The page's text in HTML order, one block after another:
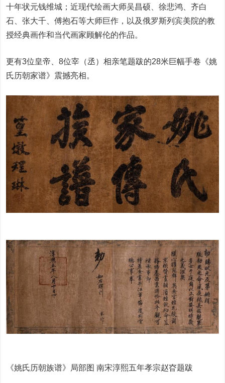
十年状元钱维城；近现代绘画大师吴昌硕、徐悲鸿、齐白
石、张大千、傅抱石等大师巨作，以及俄罗斯列宾美院的教
授经典画作和当代画家顾解伦的作品。
更有3位皇帝、8位宰（丞）相亲笔题跋的28米巨幅手卷《姚
氏历朝家谱》震撼亮相。
《姚氏历朝族谱》局部图 南宋淳熙五年孝宗赵昚题跋